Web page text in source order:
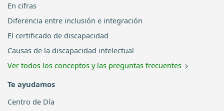
En cifras
Diferencia entre inclusión e integración
El certificado de discapacidad
Causas de la discapacidad intelectual
Ver todos los conceptos y las preguntas frecuentes
Te ayudamos
Centro de Día